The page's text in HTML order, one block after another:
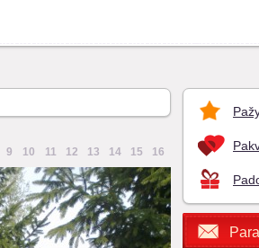
9 10 11 12 13 14 15 16